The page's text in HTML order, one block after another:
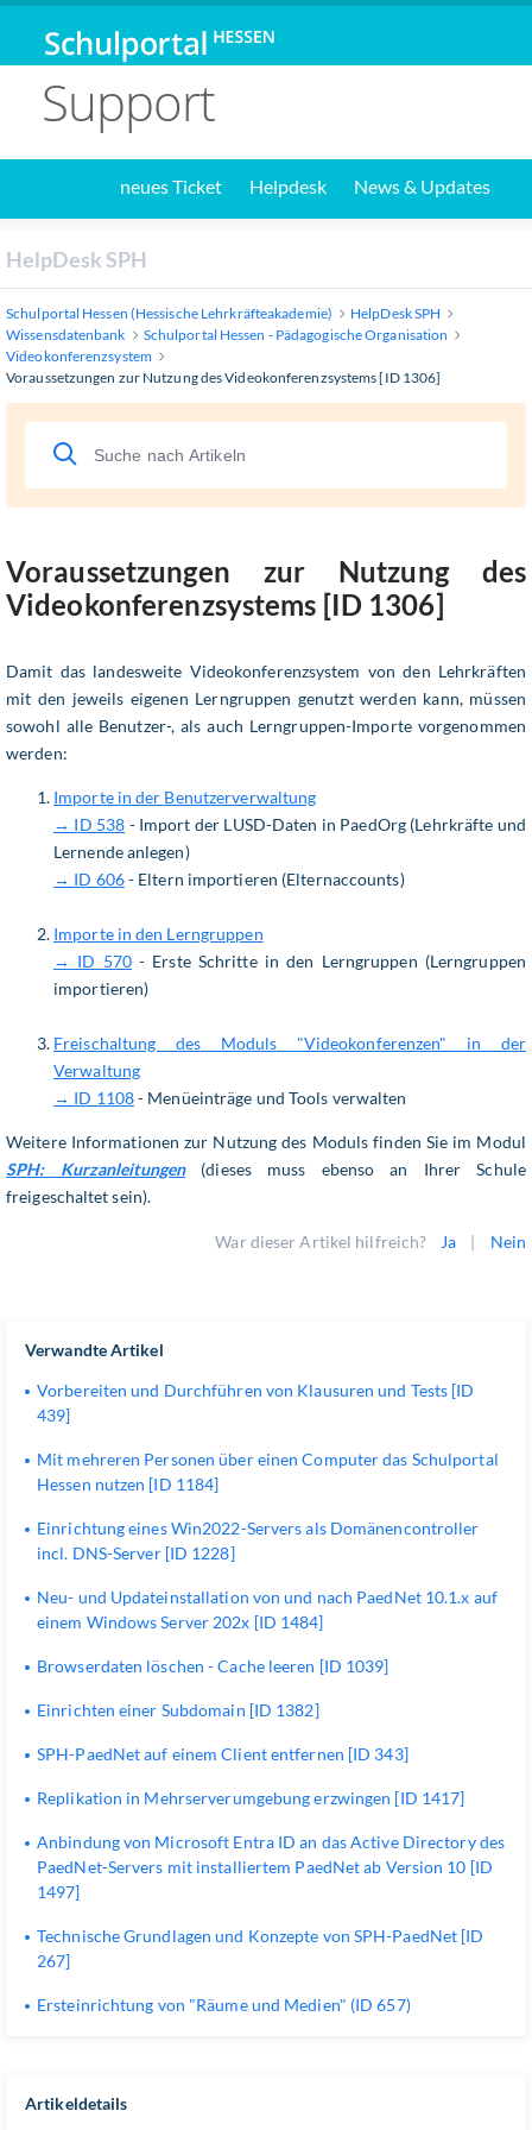
Support
neues Ticket Helpdesk News & Updates
HelpDesk SPH
Schulportal Hessen (Hessische Lehrkräfteakademie)
HelpDesk SPH
Wissensdatenbank
Schulportal Hessen - Pädagogische Organisation
Videokonferenzsystem
Voraussetzungen zur Nutzung des Videokonferenzsystems [ID 1306]
Voraussetzungen zur Nutzung des
Videokonferenzsystems [ID 1306]
Damit das landesweite Videokonferenzsystem von den Lehrkräften
mit den jeweils eigenen Lerngruppen genutzt werden kann, müssen
sowohl alle Benutzer-, als auch Lerngruppen-Importe vorgenommen
werden:
Importe in der Benutzerverwaltung
→ ID 538 - Import der LUSD-Daten in PaedOrg (Lehrkräfte und
Lernende anlegen)
→ ID 606- Eltern importieren (Elternaccounts)
Importe in den Lerngruppen
→ ID 570- Erste Schritte in den Lerngruppen (Lerngruppen
importieren)
Freischaltung des Moduls "Videokonferenzen" in der
Verwaltung
→ ID 1108- Menüeinträge und Tools verwalten
Weitere Informationen zur Nutzung des Moduls finden Sie im Modul
SPH: Kurzanleitungen(dieses muss ebenso an Ihrer Schule
freigeschaltet sein).
War dieser Artikel hilfreich? Ja | Nein
Artikeldetails
Verwandte Artikel
Vorbereiten und Durchführen von Klausuren und Tests [ID
439]
Mit mehreren Personen über einen Computer das Schulportal
Hessen nutzen [ID 1184]
Einrichtung eines Win2022-Servers als Domänencontroller
incl. DNS-Server [ID 1228]
Neu- und Updateinstallation von und nach PaedNet 10.1.x auf
einem Windows Server 202x [ID 1484]
Browserdaten löschen - Cache leeren [ID 1039]
Einrichten einer Subdomain [ID 1382]
SPH-PaedNet auf einem Client entfernen [ID 343]
Replikation in Mehrserverumgebung erzwingen [ID 1417]
Anbindung von Microsoft Entra ID an das Active Directory des
PaedNet-Servers mit installiertem PaedNet ab Version 10 [ID
1497]
Technische Grundlagen und Konzepte von SPH-PaedNet [ID
267]
Ersteinrichtung von "Räume und Medien" (ID 657)